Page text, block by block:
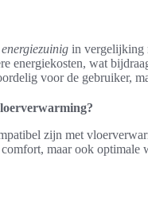
energiezuinig in vergelijking
energiekosten, wat
voor de gebruiker,
zijn met
maar ook optimale